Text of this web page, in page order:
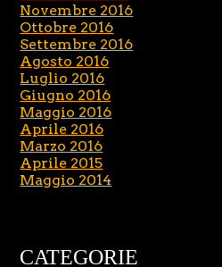
Novembre 2016
Ottobre 2016
Settembre 2016
Agosto 2016
Luglio 2016
Giugno 2016
Maggio 2016
Aprile 2016
Marzo 2016
Aprile 2015
Maggio 2014
CATEGORIE